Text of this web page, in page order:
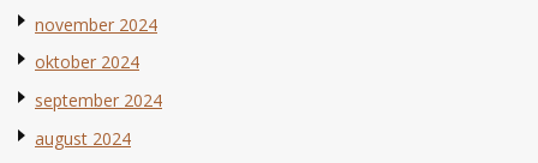
november 2024
oktober 2024
september 2024
august 2024